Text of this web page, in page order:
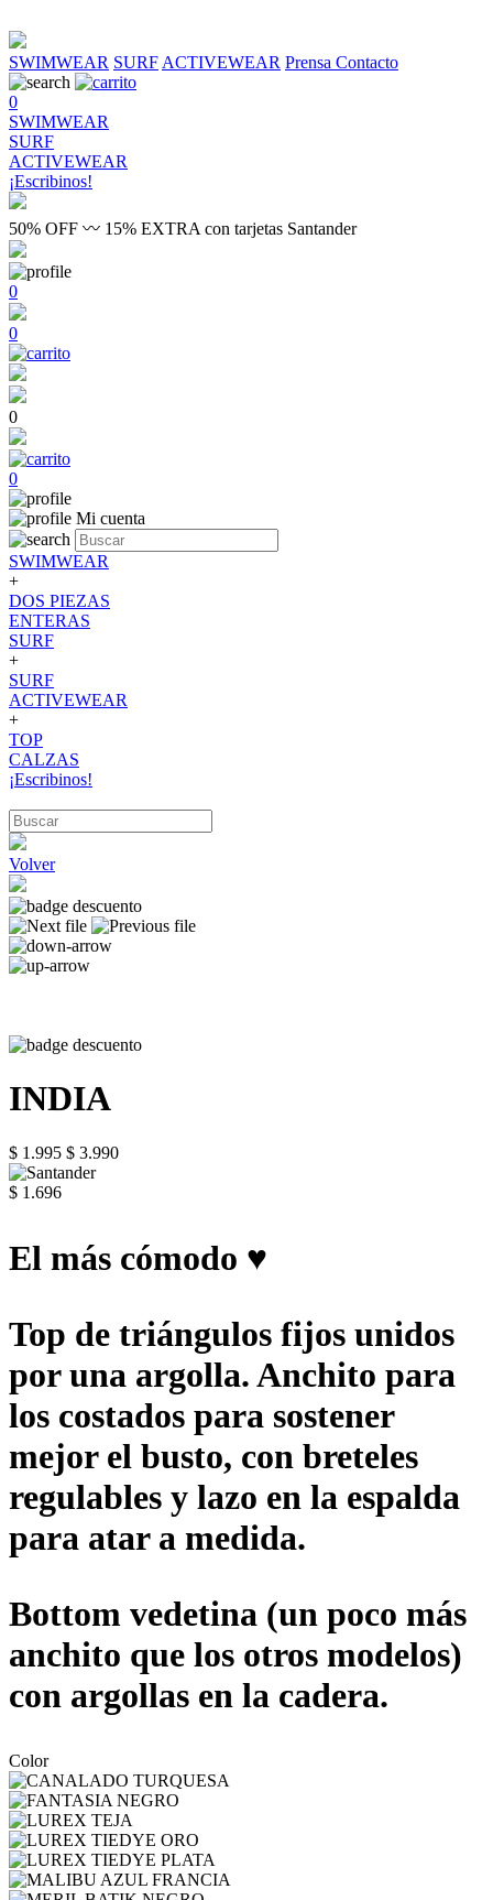
SWIMWEAR SURF ACTIVEWEAR Prensa Contacto
0
SWIMWEAR
SURF
ACTIVEWEAR
¡Escribinos!
50% OFF 〰 15% EXTRA con tarjetas Santander
0
0
0
0
Mi cuenta
SWIMWEAR
+
DOS PIEZAS
ENTERAS
SURF
+
SURF
ACTIVEWEAR
+
TOP
CALZAS
¡Escribinos!
Volver
INDIA
$ 1.995 $ 3.990
$ 1.696
El más cómodo ♥
Top de triángulos fijos unidos
por una argolla. Anchito para
los costados para sostener
mejor el busto, con breteles
regulables y lazo en la espalda
para atar a medida.
Bottom vedetina (un poco más
anchito que los otros modelos)
con argollas en la cadera.
Color